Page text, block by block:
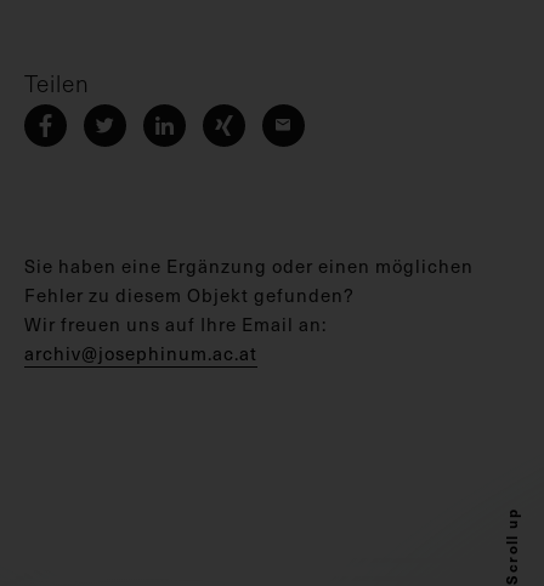
Teilen
Sie haben eine Ergänzung oder einen möglichen
Fehler zu diesem Objekt gefunden?
Wir freuen uns auf Ihre Email an:
archiv@josephinum.ac.at
Scroll up